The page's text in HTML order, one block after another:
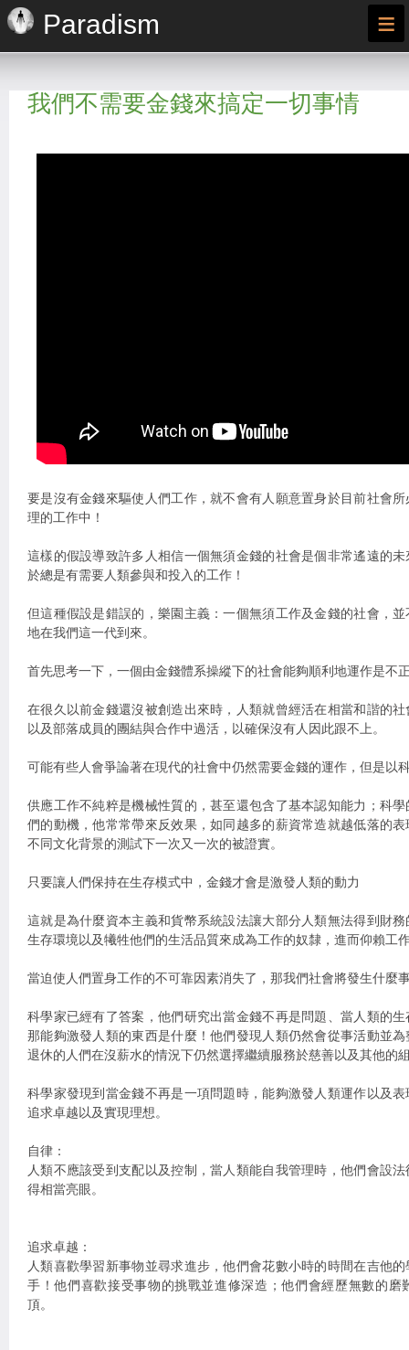
Paradism ≡
我們不需要金錢來搞定一切事情
要是沒有金錢來驅使人們工作，就不會有人願意置身於目前社會
理的工作中！
這樣的假設導致許多人相信一個無須金錢的社會是個非常遙遠的
於總是有需要人類參與和投入的工作！
但這種假設是錯誤的，樂園主義：一個無須工作及金錢的社會，
地在我們這一代到來。
首先思考一下，一個由金錢體系操縱下的社會能夠順利地運作是不
在很久以前金錢還沒被創造出來時，人類就曾經活在相當和諧的
以及部落成員的團結與合作中過活，以確保沒有人因此跟不上。
可能有些人會爭論著在現代的社會中仍然需要金錢的運作，但是以
供應工作不純粹是機械性質的，甚至還包含了基本認知能力；科
們的動機，他常常帶來反效果，如同越多的薪資常造就越低落的
不同文化背景的測試下一次又一次的被證實。
只要讓人們保持在生存模式中，金錢才會是激發人類的動力
這就是為什麼資本主義和貨幣系統設法讓大部分人類無法得到財
生存環境以及犧牲他們的生活品質來成為工作的奴隸，進而仰賴工
當迫使人們置身工作的不可靠因素消失了，那我們社會將發生什麼
科學家已經有了答案，他們研究出當金錢不再是問題、當人類的
那能夠激發人類的東西是什麼！他們發現人類仍然會從事活動並
退休的人們在沒薪水的情況下仍然選擇繼續服務於慈善以及其他的
科學家發現到當金錢不再是一項問題時，能夠激發人類運作以及
追求卓越以及實現理想。
自律：
人類不應該受到支配以及控制，當人類能自我管理時，他們會設
得相當亮眼。
追求卓越：
人類喜歡學習新事物並尋求進步，他們會花數小時的時間在吉他
手！他們喜歡接受事物的挑戰並進修深造；他們會經歷無數的磨
頂。